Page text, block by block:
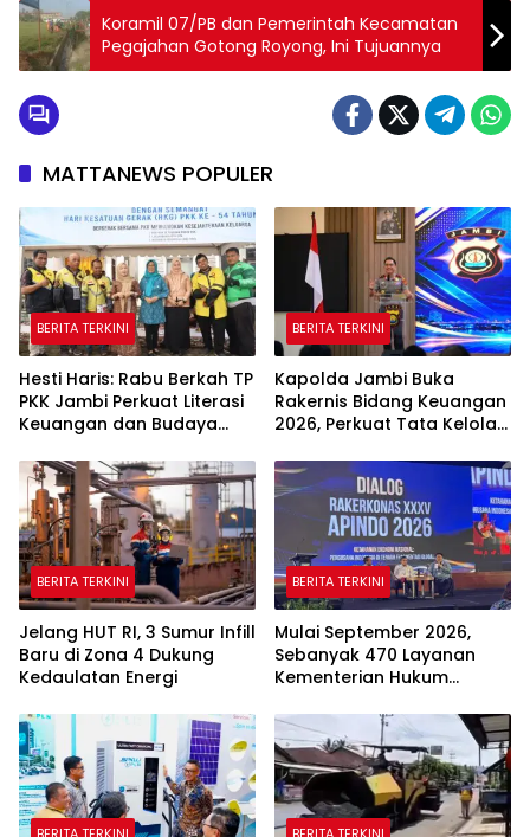
Koramil 07/PB dan Pemerintah Kecamatan
Pegajahan Gotong Royong, Ini Tujuannya
MATTANEWS POPULER
BERITA TERKINI
Hesti Haris: Rabu Berkah TP
PKK Jambi Perkuat Literasi
Keuangan dan Budaya
BERITA TERKINI
Kapolda Jambi Buka
Rakernis Bidang Keuangan
2026, Perkuat Tata Kelola
Transparan dan Akuntabel
BERITA TERKINI
Jelang HUT RI, 3 Sumur Infill
Baru di Zona 4 Dukung
Kedaulatan Energi
BERITA TERKINI
Mulai September 2026,
Sebanyak 470 Layanan
Kementerian Hukum
Sistem Digital